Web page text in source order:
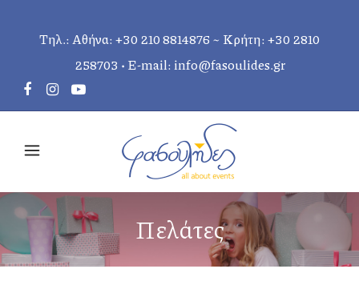
Τηλ.: Αθήνα:+30 210 8814876 ~ Κρήτη:+30 2810
258703 • E-mail:info@fasoulides.gr
Πελάτες